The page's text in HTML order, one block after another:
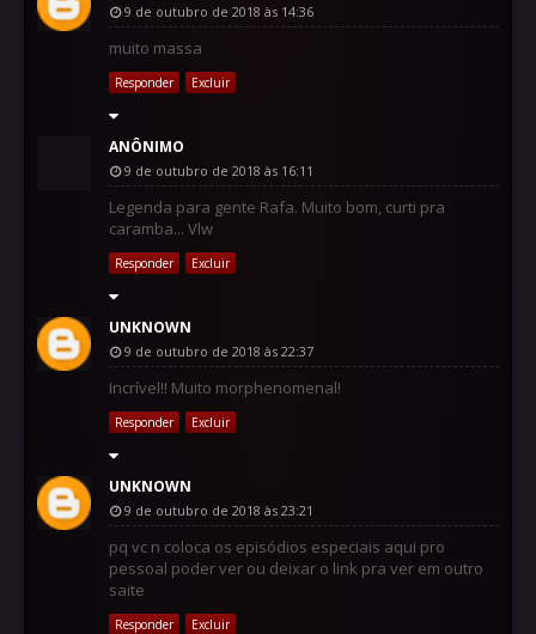
9 de outubro de 2018 às 14:36
muito massa
Responder Excluir
ANÔNIMO
9 de outubro de 2018 às 16:11
Legenda para gente Rafa. Muito bom, curti pra
caramba... Vlw
Responder Excluir
UNKNOWN
9 de outubro de 2018 às 22:37
Incrível!! Muito morphenomenal!
Responder Excluir
UNKNOWN
9 de outubro de 2018 às 23:21
pq vc n coloca os episódios especiais aqui pro
pessoal poder ver ou deixar o link pra ver em outro
saite
Responder Excluir